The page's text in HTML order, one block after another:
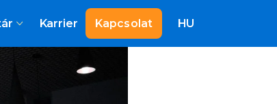
Karrier Kapcsolat HU